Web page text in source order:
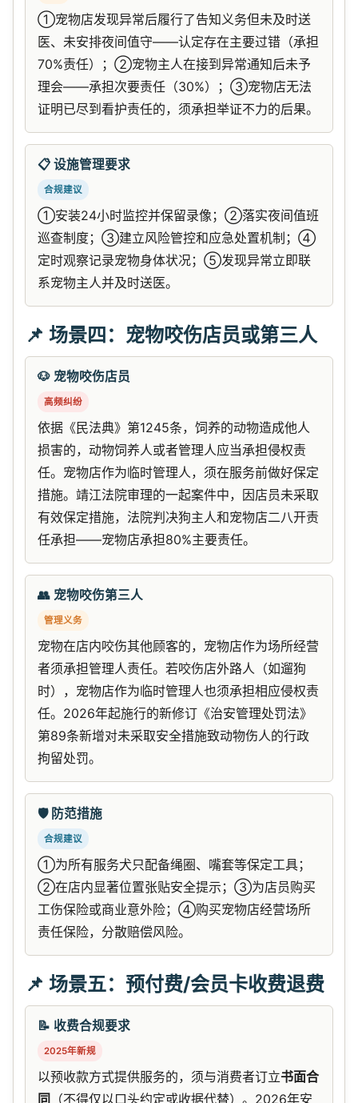
①宠物店发现异常后履行了告知义务但未及时送
医、未安排夜间值守——认定存在主要过错（承担
70%责任）；②宠物主人在接到异常通知后未予
理会——承担次要责任（30%）；③宠物店无法
证明已尽到看护责任的，须承担举证不力的后果。
📋 设施管理要求
合规建议
①安装24小时监控并保留录像；②落实夜间值班
巡查制度；③建立风险管控和应急处置机制；④
定时观察记录宠物身体状况；⑤发现异常立即联
系宠物主人并及时送医。
📌 场景四：宠物咬伤店员或第三人
🐶 宠物咬伤店员
高频纠纷
依据《民法典》第1245条，饲养的动物造成他人
损害的，动物饲养人或者管理人应当承担侵权责
任。宠物店作为临时管理人，须在服务前做好保定
措施。靖江法院审理的一起案件中，因店员未采取
有效保定措施，法院判决狗主人和宠物店二八开责
任承担——宠物店承担80%主要责任。
👥 宠物咬伤第三人
管理义务
宠物在店内咬伤其他顾客的，宠物店作为场所经营
者须承担管理人责任。若咬伤店外路人（如遛狗
时），宠物店作为临时管理人也须承担相应侵权责
任。2026年起施行的新修订《治安管理处罚法》
第89条新增对未采取安全措施致动物伤人的行政
拘留处罚。
🛡️ 防范措施
合规建议
①为所有服务犬只配备绳圈、嘴套等保定工具；
②在店内显著位置张贴安全提示；③为店员购买
工伤保险或商业意外险；④购买宠物店经营场所
责任保险，分散赔偿风险。
📌 场景五：预付费/会员卡收费退费
📝 收费合规要求
2025年新规
以预收款方式提供服务的，须与消费者订立书面合
同 （不得仅以口头约定或收据代替）。2026年安